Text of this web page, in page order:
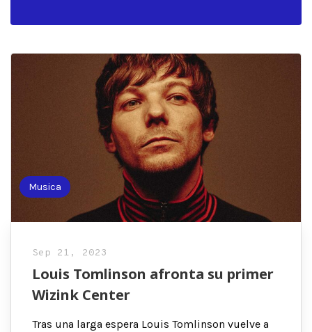
Musica
Sep 21, 2023
Louis Tomlinson afronta su primer
Wizink Center
Tras una larga espera Louis Tomlinson vuelve a